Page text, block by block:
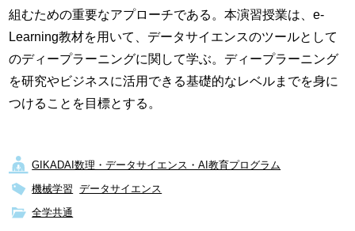
組むための重要なアプローチである。本演習授業は、e-
Learning教材を用いて、データサイエンスのツールとして
のディープラーニングに関して学ぶ。ディープラーニング
を研究やビジネスに活用できる基礎的なレベルまでを身に
つけることを目標とする。
GIKADAI数理・データサイエンス・AI教育プログラム
機械学習
データサイエンス
全学共通